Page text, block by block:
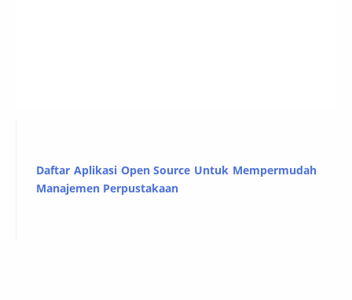
Daftar Aplikasi Open Source Untuk Mempermudah
Manajemen Perpustakaan